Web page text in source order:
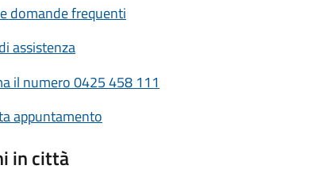
domande frequenti
assistenza
il numero 0425 458 111
appuntamento
in città